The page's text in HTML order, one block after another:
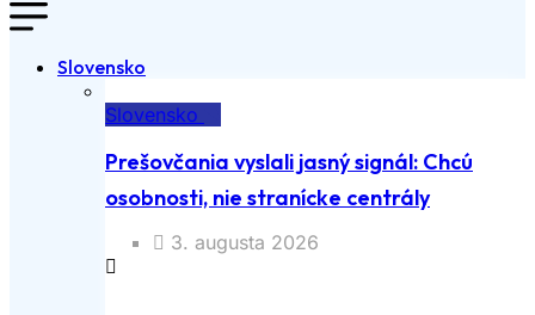
Slovensko
Slovensko
Prešovčania vyslali jasný signál: Chcú
osobnosti, nie stranícke centrály
3. augusta 2026